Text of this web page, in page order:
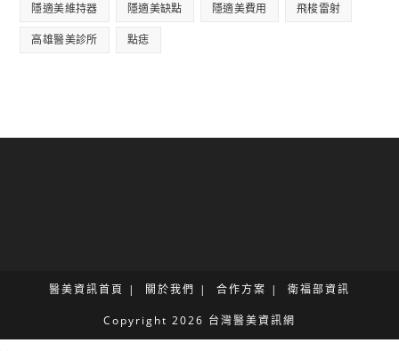
隱適美維持器 隱適美缺點 隱適美費用 飛梭雷射
高雄醫美診所 點痣
醫美資訊首頁 關於我們 合作方案 衛福部資訊
Copyright 2026 台灣醫美資訊網